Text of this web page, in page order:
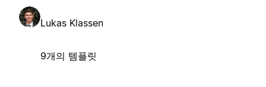
Lukas Klassen
9개의 템플릿